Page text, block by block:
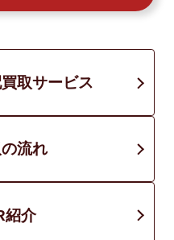
取サービス
流れ
紹介